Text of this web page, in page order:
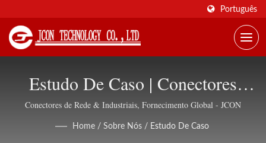
Português
Estudo De Caso | Conectores
Ethernet Blindados, Suporte
OEM/ODM - JCON
Conectores de Rede & Industriais, Fornecimento Global - JCON
Home / Sobre Nós / Estudo De Caso